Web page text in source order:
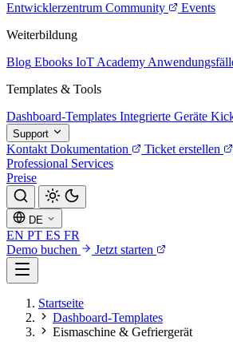
Entwicklerzentrum Community
Events
Weiterbildung
Blog Ebooks IoT Academy
Templates & Tools
Dashboard-Templates Integrierte Geräte
Support
Kontakt Dokumentation Ticket erstellen
Professional Services
Preise
DE
EN PT ES FR
Demo buchen
Jetzt starten
Startseite
Dashboard-Templates
Eismaschine & Gefriergerät